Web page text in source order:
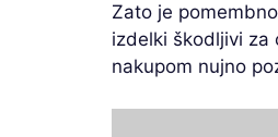
Zato je
izdelki škodljivi za
nakupom nujno